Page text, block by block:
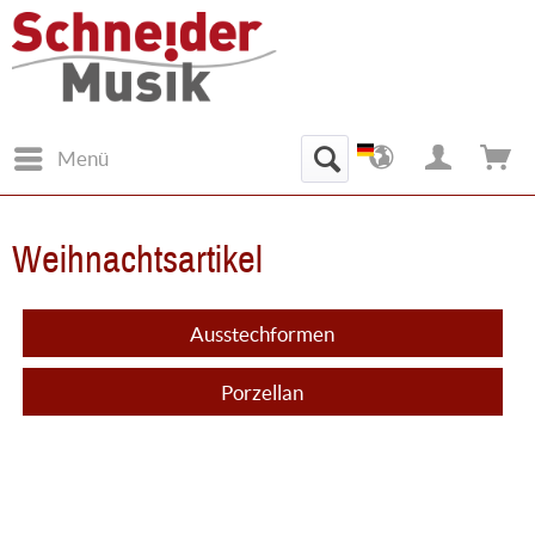
Menü
Weihnachtsartikel
Ausstechformen
Porzellan